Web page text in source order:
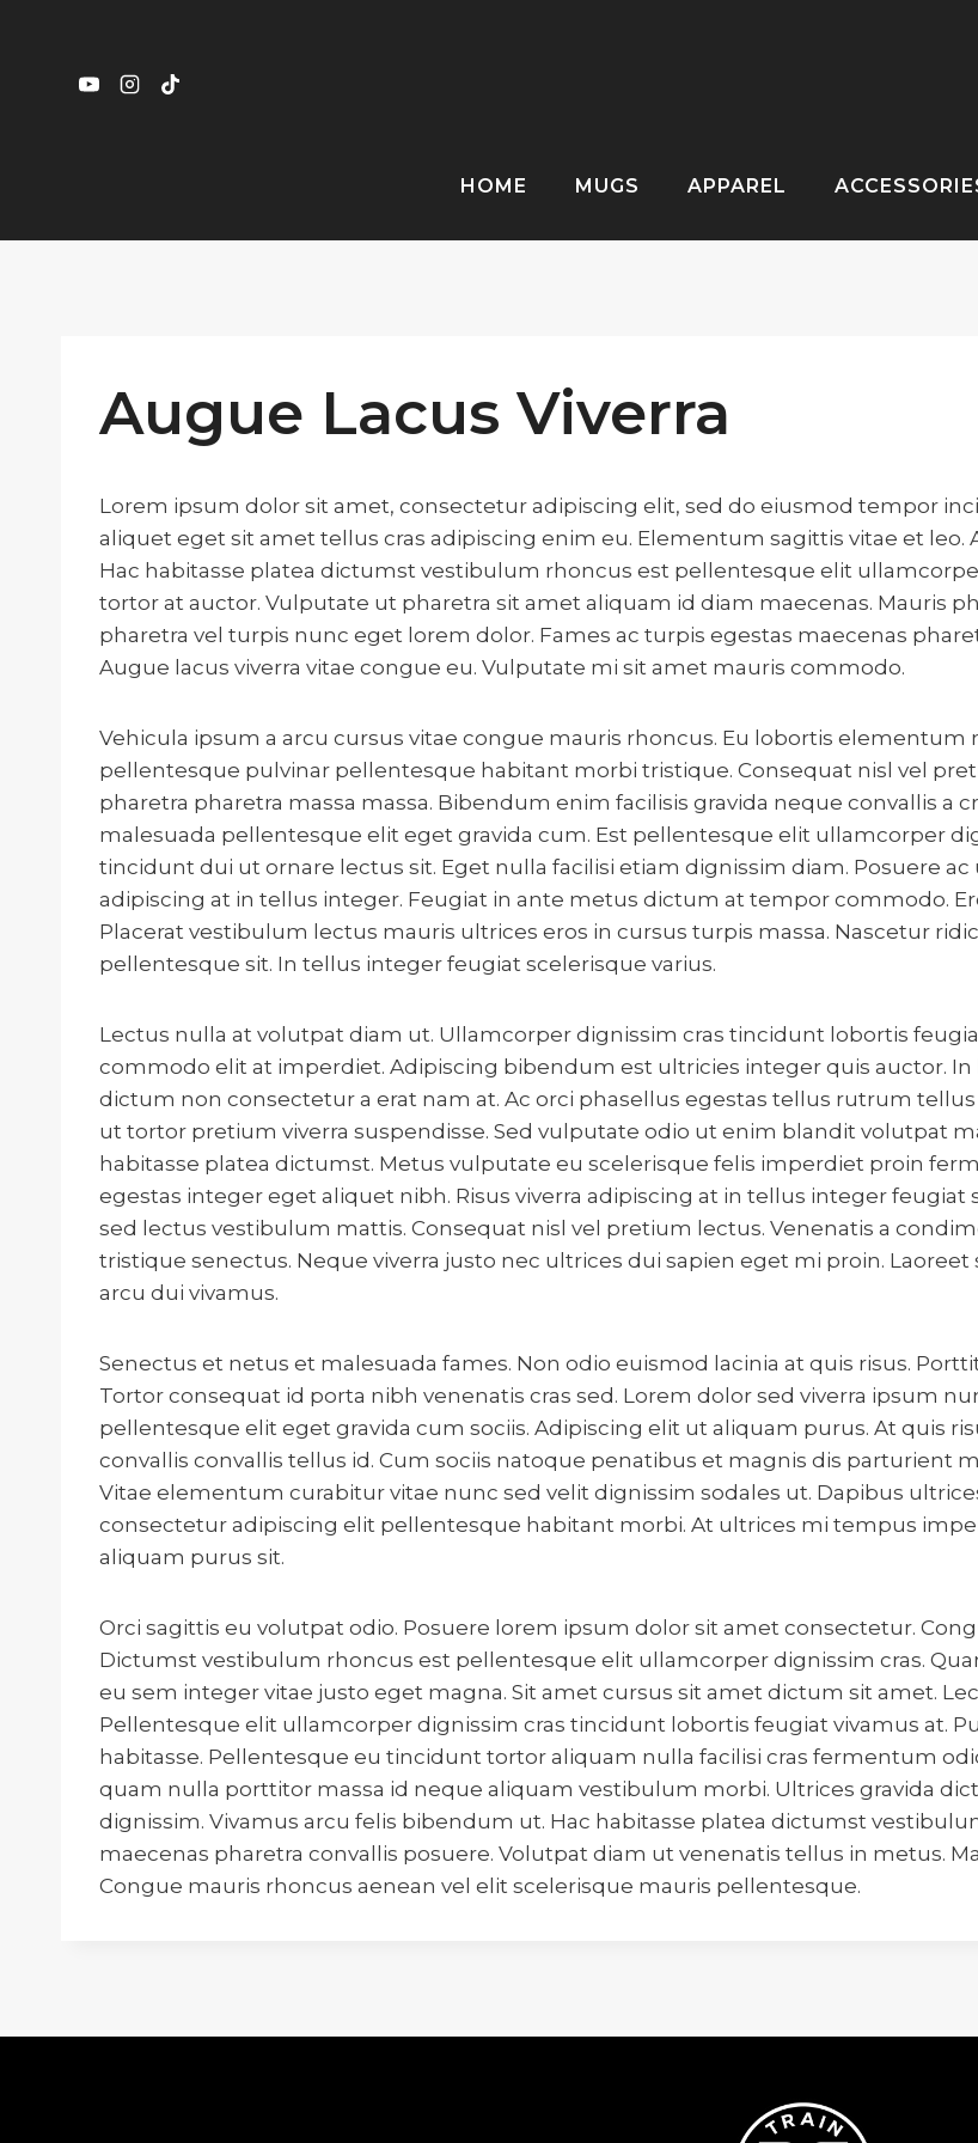
content
HOME MUGS APPAREL
Augue Lacus Viverra
Lorem ipsum dolor sit amet, consectetur adipiscing elit, sed do eiusmod tempor
aliquet eget sit amet tellus cras adipiscing enim eu. Elementum sagittis vitae et leo.
Hac habitasse platea dictumst vestibulum rhoncus est pellentesque elit
tortor at auctor. Vulputate ut pharetra sit amet aliquam id diam maecenas. Mauris
pharetra vel turpis nunc eget lorem dolor. Fames ac turpis egestas maecenas
Augue lacus viverra vitae congue eu. Vulputate mi sit amet mauris commodo.
Vehicula ipsum a arcu cursus vitae congue mauris rhoncus. Eu lobortis
pellentesque pulvinar pellentesque habitant morbi tristique. Consequat nisl vel
pharetra pharetra massa massa. Bibendum enim facilisis gravida neque convallis a
malesuada pellentesque elit eget gravida cum. Est pellentesque elit ullamcorper
tincidunt dui ut ornare lectus sit. Eget nulla facilisi etiam dignissim diam. Posuere ac
adipiscing at in tellus integer. Feugiat in ante metus dictum at tempor commodo.
Placerat vestibulum lectus mauris ultrices eros in cursus turpis massa. Nascetur
pellentesque sit. In tellus integer feugiat scelerisque varius.
Lectus nulla at volutpat diam ut. Ullamcorper dignissim cras tincidunt lobortis
commodo elit at imperdiet. Adipiscing bibendum est ultricies integer quis auctor.
dictum non consectetur a erat nam at. Ac orci phasellus egestas tellus rutrum
ut tortor pretium viverra suspendisse. Sed vulputate odio ut enim blandit volutpat
habitasse platea dictumst. Metus vulputate eu scelerisque felis imperdiet proin
egestas integer eget aliquet nibh. Risus viverra adipiscing at in tellus integer
sed lectus vestibulum mattis. Consequat nisl vel pretium lectus. Venenatis a
tristique senectus. Neque viverra justo nec ultrices dui sapien eget mi proin.
arcu dui vivamus.
Senectus et netus et malesuada fames. Non odio euismod lacinia at quis risus.
Tortor consequat id porta nibh venenatis cras sed. Lorem dolor sed viverra ipsum
pellentesque elit eget gravida cum sociis. Adipiscing elit ut aliquam purus. At quis
convallis convallis tellus id. Cum sociis natoque penatibus et magnis dis parturient
Vitae elementum curabitur vitae nunc sed velit dignissim sodales ut. Dapibus
consectetur adipiscing elit pellentesque habitant morbi. At ultrices mi tempus
aliquam purus sit.
Orci sagittis eu volutpat odio. Posuere lorem ipsum dolor sit amet consectetur.
Dictumst vestibulum rhoncus est pellentesque elit ullamcorper dignissim cras.
eu sem integer vitae justo eget magna. Sit amet cursus sit amet dictum sit amet.
Pellentesque elit ullamcorper dignissim cras tincidunt lobortis feugiat vivamus at.
habitasse. Pellentesque eu tincidunt tortor aliquam nulla facilisi cras fermentum
quam nulla porttitor massa id neque aliquam vestibulum morbi. Ultrices gravida
dignissim. Vivamus arcu felis bibendum ut. Hac habitasse platea dictumst
maecenas pharetra convallis posuere. Volutpat diam ut venenatis tellus in metus.
Congue mauris rhoncus aenean vel elit scelerisque mauris pellentesque.